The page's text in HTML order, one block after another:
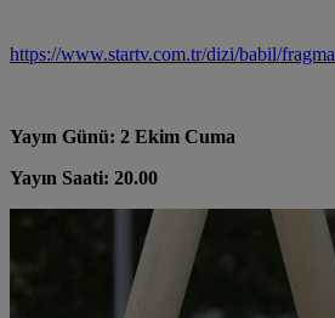
https://www.startv.com.tr/dizi/babil/
Yayın Günü: 2 Ekim Cuma
Yayın Saati: 20.00